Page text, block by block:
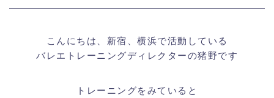
こんにちは、新宿、横浜で活動している
バレエトレーニングディレクターの猪野です
トレーニングをみていると